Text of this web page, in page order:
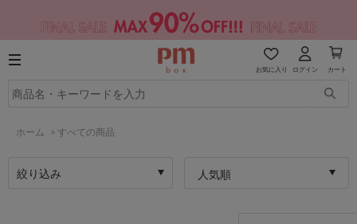
お気に入り ログイン カート
ホーム > すべての商品
絞り込み 人気順